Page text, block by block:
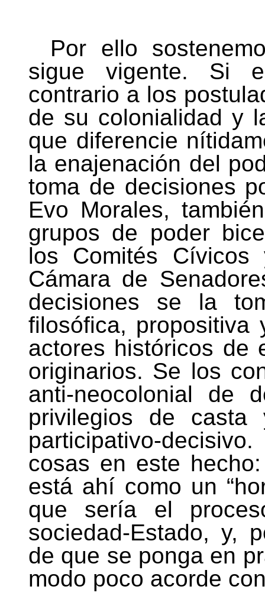
Por ello
sigue vigente. Si
contrario a los
de su colonialidad y
que diferencie
la enajenación del
toma de decisiones
Evo Morales,
grupos de poder
los Comités
Cámara de
decisiones se la
filosófica,
actores históricos de
originarios. Se los
anti-neocolonial de
privilegios de
participativo-
cosas en este
está ahí como un
que sería el
sociedad-Estado, y,
de que se ponga en
modo poco acorde